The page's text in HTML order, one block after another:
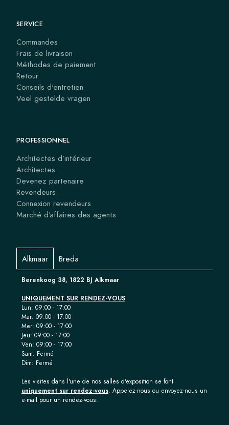
SERVICE
Commandes
Frais de livraison
Méthodes de paiement
Retour
Conseils d'entretien
Veel gestelde vragen
PROFESSIONNEL
Architectes d’intérieur
Architectes
Devenez partenaire
Revendeurs
Connexion revendeurs
Marché d'affaires des agents
Alkmaar Breda
Berenkoog 38, 1822 BJ Alkmaar
UNIQUEMENT SUR RENDEZ-VOUS
Lun: 09:00 - 17:00
Mar: 09:00 - 17:00
Mer: 09:00 - 17:00
Jeu: 09:00 - 17:00
Ven: 09:00 - 17:00
Sam: Fermé
Dim: Fermé
Les visites dans l'une de nos salles d'exposition se font
uniquement sur rendez-vous. Appelez-nous ou envoyez-nous un
e-mail pour un rendez-vous.